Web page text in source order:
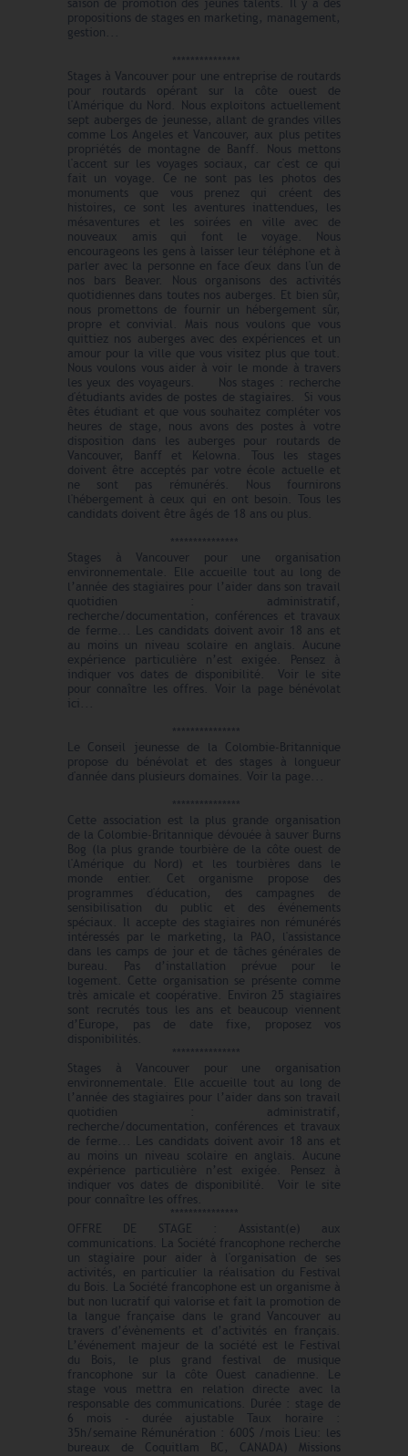
saison de promotion des jeunes talents. Il y a des
propositions de stages en marketing, management,
gestion...
Stages à Vancouver pour une entreprise de routards
pour routards opérant sur la côte ouest de
l'Amérique du Nord. Nous exploitons actuellement
sept auberges de jeunesse, allant de grandes villes
comme Los Angeles et Vancouver, aux plus petites
propriétés de montagne de Banff. Nous mettons
l'accent sur les voyages sociaux, car c'est ce qui
fait un voyage. Ce ne sont pas les photos des
monuments que vous prenez qui créent des
histoires, ce sont les aventures inattendues, les
mésaventures et les soirées en ville avec de
nouveaux amis qui font le voyage. Nous
encourageons les gens à laisser leur téléphone et à
parler avec la personne en face d'eux dans l'un de
nos bars Beaver. Nous organisons des activités
quotidiennes dans toutes nos auberges. Et bien sûr,
nous promettons de fournir un hébergement sûr,
propre et convivial. Mais nous voulons que vous
quittiez nos auberges avec des expériences et un
amour pour la ville que vous visitez plus que tout.
Nous voulons vous aider à voir le monde à travers
les yeux des voyageurs. Nos stages : recherche
d'étudiants avides de postes de stagiaires. Si vous
êtes étudiant et que vous souhaitez compléter vos
heures de stage, nous avons des postes à votre
disposition dans les auberges pour routards de
Vancouver, Banff et Kelowna. Tous les stages
doivent être acceptés par votre école actuelle et
ne sont pas rémunérés. Nous fournirons
l'hébergement à ceux qui en ont besoin. Tous les
candidats doivent être âgés de 18 ans ou plus.
Stages à Vancouver pour une organisation
environnementale. Elle accueille tout au long de
l’année des stagiaires pour l’aider dans son travail
quotidien : administratif,
recherche/documentation, conférences et travaux
de ferme... Les candidats doivent avoir 18 ans et
au moins un niveau scolaire en anglais. Aucune
expérience particulière n’est exigée. Pensez à
indiquer vos dates de disponibilité. Voir le site
pour connaître les offres. Voir la page bénévolat
ici...
Le Conseil jeunesse de la Colombie-Britannique
propose du bénévolat et des stages à longueur
d'année dans plusieurs domaines. Voir la page...
Cette association est la plus grande organisation
de la Colombie-Britannique dévouée à sauver Burns
Bog (la plus grande tourbière de la côte ouest de
l'Amérique du Nord) et les tourbières dans le
monde entier. Cet organisme propose des
programmes d'éducation, des campagnes de
sensibilisation du public et des événements
spéciaux. Il accepte des stagiaires non rémunérés
intéressés par le marketing, la PAO, l'assistance
dans les camps de jour et de tâches générales de
bureau. Pas d’installation prévue pour le
logement. Cette organisation se présente comme
très amicale et coopérative. Environ 25 stagiaires
sont recrutés tous les ans et beaucoup viennent
d’Europe, pas de date fixe, proposez vos
disponibilités.
Stages à Vancouver pour une organisation
environnementale. Elle accueille tout au long de
l’année des stagiaires pour l’aider dans son travail
quotidien : administratif,
recherche/documentation, conférences et travaux
de ferme... Les candidats doivent avoir 18 ans et
au moins un niveau scolaire en anglais. Aucune
expérience particulière n’est exigée. Pensez à
indiquer vos dates de disponibilité. Voir le site
pour connaître les offres.
OFFRE DE STAGE : Assistant(e) aux
communications. La Société francophone recherche
un stagiaire pour aider à l'organisation de ses
activités, en particulier la réalisation du Festival
du Bois. La Société francophone est un organisme à
but non lucratif qui valorise et fait la promotion de
la langue française dans le grand Vancouver au
travers d’évènements et d’activités en français.
L’événement majeur de la société est le Festival
du Bois, le plus grand festival de musique
francophone sur la côte Ouest canadienne. Le
stage vous mettra en relation directe avec la
responsable des communications. Durée : stage de
6 mois - durée ajustable Taux horaire :
35h/semaine Rémunération : 600$ /mois Lieu: les
bureaux de Coquitlam BC, CANADA) Missions